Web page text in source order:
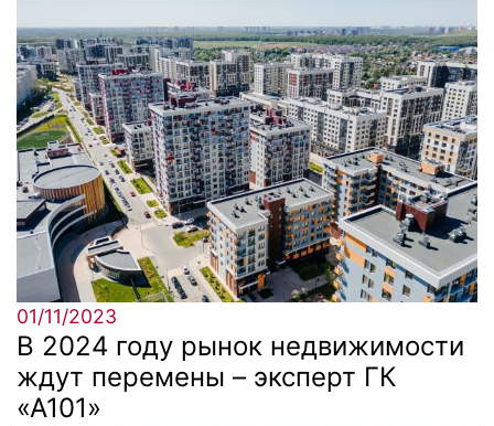
01/11/2023
В 2024 году рынок недвижимости
ждут перемены – эксперт ГК
«А101»